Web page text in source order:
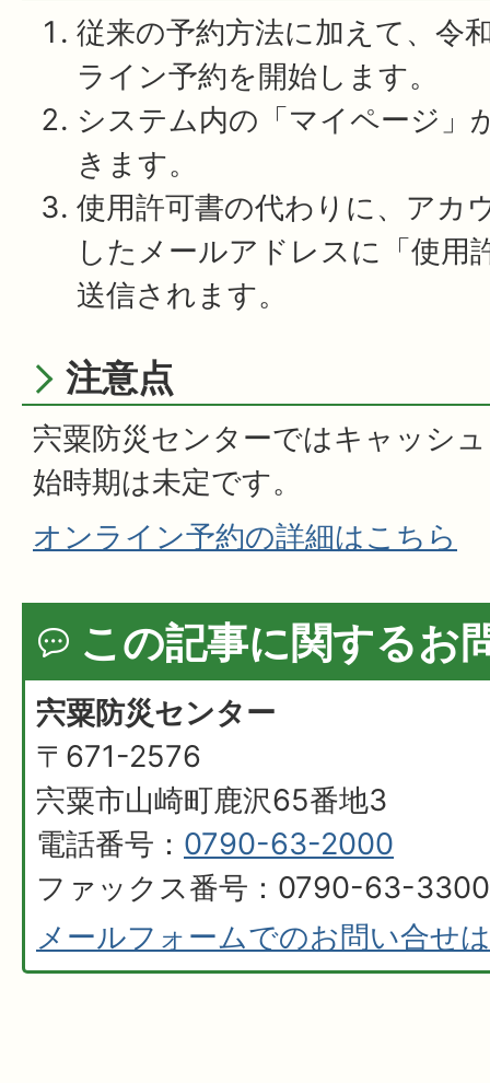
従来の予約方法に加えて、令
ライン予約を開始します。
システム内の「マイページ」
きます。
使用許可書の代わりに、アカ
したメールアドレスに「使用
送信されます。
注意点
宍粟防災センターではキャッシ
始時期は未定です。
オンライン予約の詳細はこちら
この記事に関するお
宍粟防災センター
〒671-2576
宍粟市山崎町鹿沢65番地3
電話番号： 0790-63-2000
ファックス番号：0790-63-3300
メールフォームでのお問い合せ